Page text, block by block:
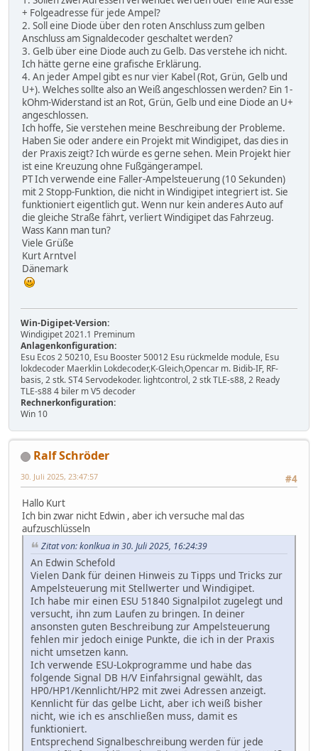
+ Folgeadresse für jede Ampel?
2. Soll eine Diode über den roten Anschluss zum gelben
Anschluss am Signaldecoder geschaltet werden?
3. Gelb über eine Diode auch zu Gelb. Das verstehe ich nicht.
Ich hätte gerne eine grafische Erklärung.
4. An jeder Ampel gibt es nur vier Kabel (Rot, Grün, Gelb und
U+). Welches sollte also an Weiß angeschlossen werden? Ein 1-
kOhm-Widerstand ist an Rot, Grün, Gelb und eine Diode an U+
angeschlossen.
Ich hoffe, Sie verstehen meine Beschreibung der Probleme.
Haben Sie oder andere ein Projekt mit Windigipet, das dies in
der Praxis zeigt? Ich würde es gerne sehen. Mein Projekt hier
ist eine Kreuzung ohne Fußgängerampel.
PT Ich verwende eine Faller-Ampelsteuerung (10 Sekunden)
mit 2 Stopp-Funktion, die nicht in Windigipet integriert ist. Sie
funktioniert eigentlich gut. Wenn nur kein anderes Auto auf
die gleiche Straße fährt, verliert Windigipet das Fahrzeug.
Wass Kann man tun?
Viele Grüße
Kurt Arntvel
Dänemark
Win-Digipet-Version:
Windigipet 2021.1 Preminum
Anlagenkonfiguration:
Esu Ecos 2 50210, Esu Booster 50012 Esu rückmelde module, Esu
lokdecoder Maerklin Lokdecoder,K-Gleich,Opencar m. Bidib-IF, RF-
basis, 2 stk. ST4 Servodekoder. lightcontrol, 2 stk TLE-s88, 2 Ready
TLE-s88 4 biler m V5 decoder
Rechnerkonfiguration:
Win 10
Ralf Schröder
#4
30. Juli 2025, 23:47:57
Hallo Kurt
Ich bin zwar nicht Edwin , aber ich versuche mal das
aufzuschlüsseln
Zitat von: konlkua in 30. Juli 2025, 16:24:39
An Edwin Schefold
Vielen Dank für deinen Hinweis zu Tipps und Tricks zur
Ampelsteuerung mit Stellwerter und Windigipet.
Ich habe mir einen ESU 51840 Signalpilot zugelegt und
versucht, ihn zum Laufen zu bringen. In deiner
ansonsten guten Beschreibung zur Ampelsteuerung
fehlen mir jedoch einige Punkte, die ich in der Praxis
nicht umsetzen kann.
Ich verwende ESU-Lokprogramme und habe das
folgende Signal DB H/V Einfahrsignal gewählt, das
HP0/HP1/Kennlicht/HP2 mit zwei Adressen anzeigt.
Kennlicht für das gelbe Licht, aber ich weiß bisher
nicht, wie ich es anschließen muss, damit es
funktioniert.
Entsprechend Signalbeschreibung werden für jede